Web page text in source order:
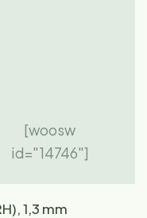
[woosw
id="14746"]
1,3 mm